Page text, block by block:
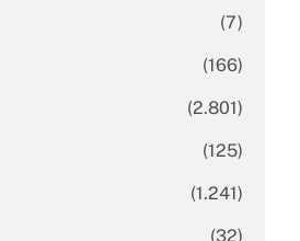
(7)
(166)
(2.801)
(125)
(1.241)
(32)